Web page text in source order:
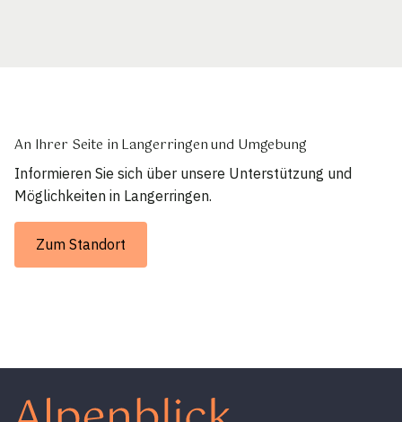
An Ihrer Seite in Langerringen und Umgebung
Informieren Sie sich über unsere Unterstützung und
Möglichkeiten in Langerringen.
Zum Standort